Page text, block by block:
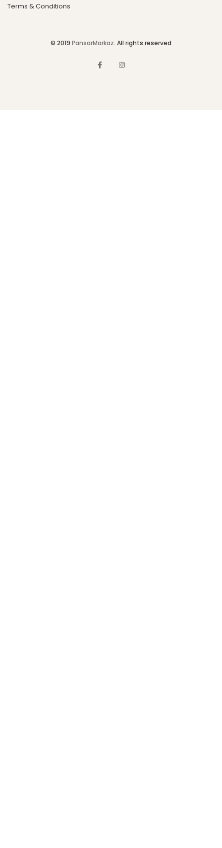
Terms & Conditions
© 2019 PansarMarkaz. All rights reserved